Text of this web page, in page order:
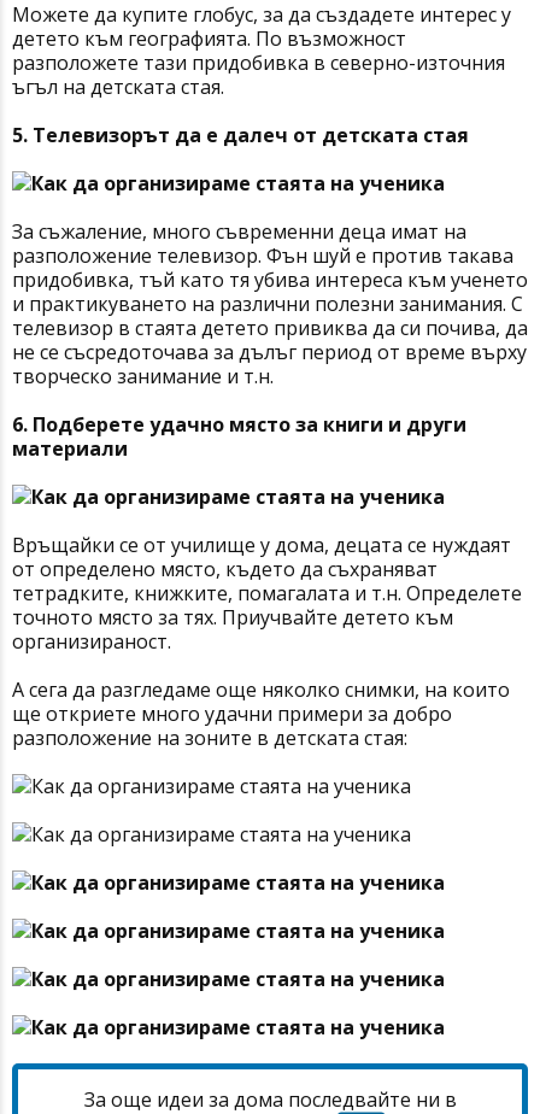
Можете да купите глобус, за да създадете интерес у
детето към географията. По възможност
разположете тази придобивка в северно-източния
ъгъл на детската стая.
5. Телевизорът да е далеч от детската стая
За съжаление, много съвременни деца имат на
разположение телевизор. Фън шуй е против такава
придобивка, тъй като тя убива интереса към ученето
и практикуването на различни полезни занимания. С
телевизор в стаята детето привиква да си почива, да
не се съсредоточава за дълъг период от време върху
творческо занимание и т.н.
6. Подберете удачно място за книги и други
материали
Връщайки се от училище у дома, децата се нуждаят
от определено място, където да съхраняват
тетрадките, книжките, помагалата и т.н. Определете
точното място за тях. Приучвайте детето към
организираност.
А сега да разгледаме още няколко снимки, на които
ще откриете много удачни примери за добро
разположение на зоните в детската стая:
За още идеи за дома последвайте ни в